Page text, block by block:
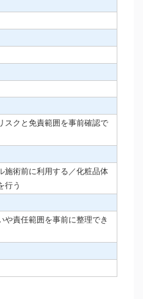
スクと免責範囲を事前確認で
施術前に利用する／化粧品体
行う
や責任範囲を事前に整理でき